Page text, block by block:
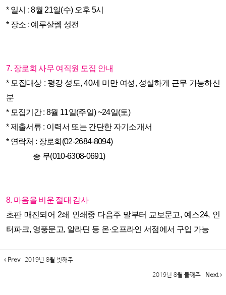
* 일시 : 8월 21일(수) 오후 5시
* 장소 : 예루살렘 성전
7. 장로회 사무 여직원 모집 안내
* 모집대상 : 평강 성도, 40세 미만 여성, 성실하게 근무 가능하신
분
* 모집기간 : 8월 11일(주일) ~24일(토)
* 제출서류 : 이력서 또는 간단한 자기소개서
* 연락처 : 장로회(02-2684-8094)
총 무(010-6308-0691)
8. 마음을 비운 절대 감사
초판 매진되어 2쇄 인쇄중 다음주 말부터 교보문고, 예스24, 인
터파크, 영풍문고, 알라딘 등 온·오프라인 서점에서 구입 가능
Prev 2019년 8월 넷째주
2019년 8월 둘째주 Next